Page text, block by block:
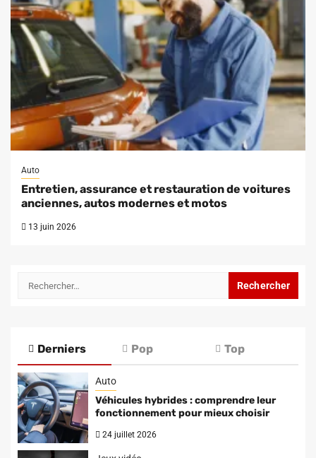
Auto
Entretien, assurance et restauration de voitures
anciennes, autos modernes et motos
13 juin 2026
Rechercher :
Derniers Pop Top
Auto
Véhicules hybrides : comprendre leur
fonctionnement pour mieux choisir
24 juillet 2026